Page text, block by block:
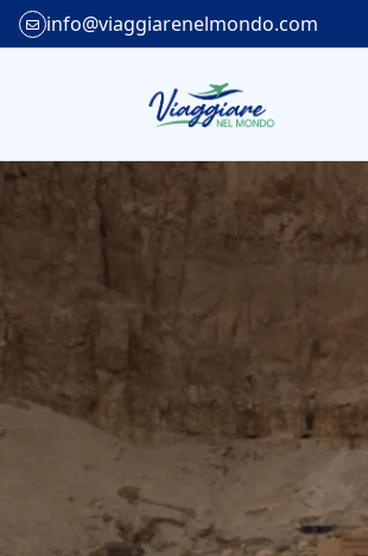
info@viaggiarenelmondo.com